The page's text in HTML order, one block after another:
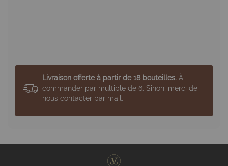
Livraison offerte à partir de 18 bouteilles. À
commander par multiple de 6. Sinon, merci de
nous contacter par mail.